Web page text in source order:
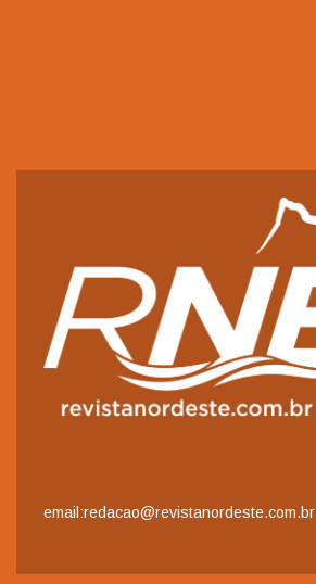
email:redacao@revistanordeste.com.br